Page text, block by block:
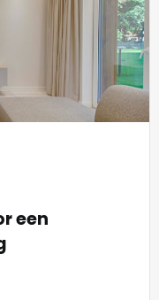
een